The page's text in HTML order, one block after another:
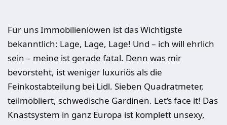
Für uns Immobilienlöwen ist das Wichtigste
bekanntlich: Lage, Lage, Lage! Und – ich will ehrlich
sein – meine ist gerade fatal. Denn was mir
bevorsteht, ist weniger luxuriös als die
Feinkostabteilung bei Lidl. Sieben Quadratmeter,
teilmöbliert, schwedische Gardinen. Let’s face it! Das
Knastsystem in ganz Europa ist komplett unsexy,